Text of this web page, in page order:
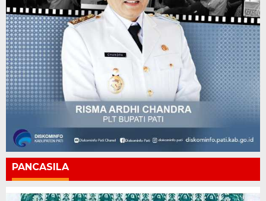
PANCASILA